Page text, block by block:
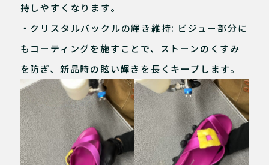
持しやすくなります。
・クリスタルバックルの輝き維持: ビジュー部分に
もコーティングを施すことで、ストーンのくすみ
を防ぎ、新品時の眩い輝きを長くキープします。